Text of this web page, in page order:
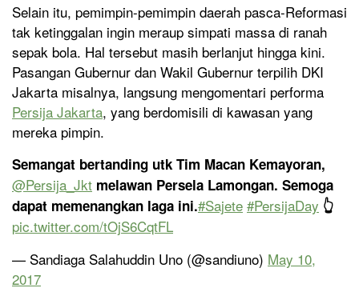
Selain itu, pemimpin-pemimpin daerah pasca-Reformasi
tak ketinggalan ingin meraup simpati massa di ranah
sepak bola. Hal tersebut masih berlanjut hingga kini.
Pasangan Gubernur dan Wakil Gubernur terpilih DKI
Jakarta misalnya, langsung mengomentari performa
Persija Jakarta, yang berdomisili di kawasan yang
mereka pimpin.
Semangat bertanding utk Tim Macan Kemayoran,
@Persija_Jkt melawan Persela Lamongan. Semoga
dapat memenangkan laga ini.#Sajete #PersijaDay 👆
pic.twitter.com/tOjS6CqtFL
— Sandiaga Salahuddin Uno (@sandiuno) May 10,
2017